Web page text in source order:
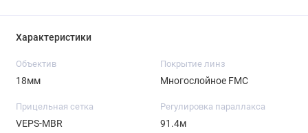
Характеристики
Объектив
18мм
Покрытие линз
Многослойное FMC
Прицельная сетка
VEPS-MBR
Регулировка параллакса
91.4м